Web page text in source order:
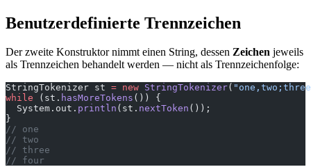
Benutzerdefinierte Trennzeichen
Der zweite Konstruktor nimmt einen String, dessen Zeichen jeweils
als Trennzeichen behandelt werden — nicht als Trennzeichenfolge:
StringTokenizer st = new StringTokenizer(
while (st. hasMoreTokens ()) {
  System.out.
println (st. nextToken ());
}
// one
// two
// three
// four